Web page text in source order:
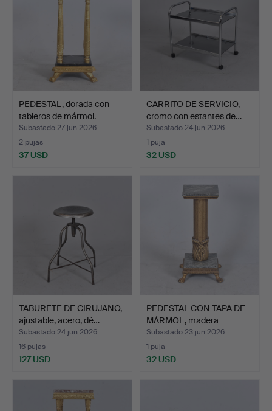
PEDESTAL, dorada con
tableros de mármol.
Subastado 27 jun 2026
2 pujas
37 USD
CARRITO DE SERVICIO,
cromo con estantes de…
Subastado 24 jun 2026
1 puja
32 USD
TABURETE DE CIRUJANO,
ajustable, acero, dé…
Subastado 24 jun 2026
16 pujas
127 USD
PEDESTAL CON TAPA DE
MÁRMOL, madera
bronce…
Subastado 23 jun 2026
1 puja
32 USD